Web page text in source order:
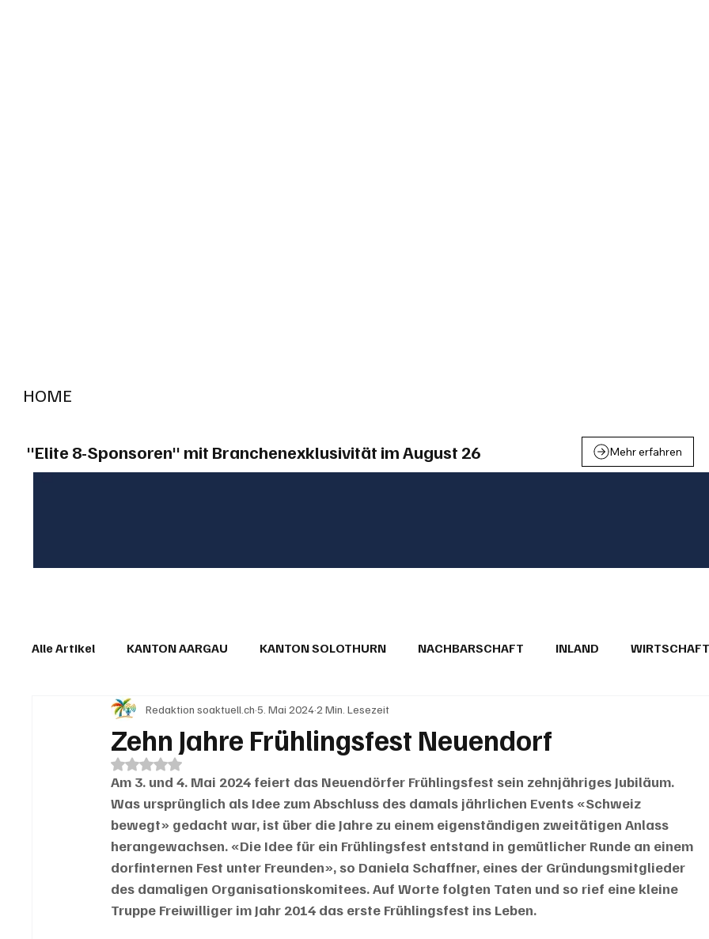
HOME
"Elite 8-Sponsoren" mit Branchenexklusivität im August 26 Mehr erfahren
Alle Artikel KANTON AARGAU KANTON SOLOTHURN NACHBARSCHAFT INLAND WIRTSCHAFT
IN EIGENER SACHE KOMMENTARE LESERBRIEFE
Zehn Jahre Frühlingsfest Neuendorf
Redaktion soaktuell.ch 5. Mai 20242 Min. Lesezeit
Mit NaN von 5 Sternen bewertet.
Am 3. und 4. Mai 2024 feiert das Neuendörfer Frühlingsfest sein zehnjähriges Jubiläum.
Was ursprünglich als Idee zum Abschluss des damals jährlichen Events «Schweiz
bewegt» gedacht war, ist über die Jahre zu einem eigenständigen zweitätigen Anlass
herangewachsen. «Die Idee für ein Frühlingsfest entstand in gemütlicher Runde an einem
dorfinternen Fest unter Freunden», so Daniela Schaffner, eines der Gründungsmitglieder
des damaligen Organisationskomitees. Auf Worte folgten Taten und so rief eine kleine
Truppe Freiwilliger im Jahr 2014 das erste Frühlingsfest ins Leben.